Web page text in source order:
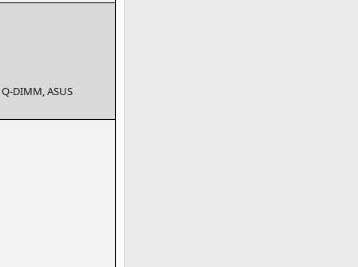
Q‑DIMM ASUS